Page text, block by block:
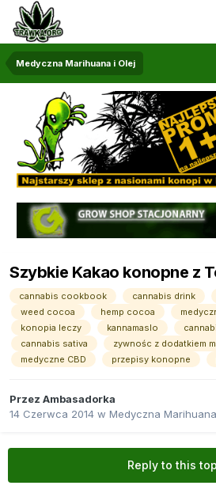
Medyczna Marihuana i Olej
Szybkie Kakao konopne z
cannabis cookbook cannabis drink
weed cocoa
hemp cocoa
konopia leczy
kannamaslo
cannabis sativa
zywnośc z dodatkiem
medyczne CBD
przepisy konopne
Przez Ambasadorka
14 Czerwca 2014 w Medyczna
Reply to this